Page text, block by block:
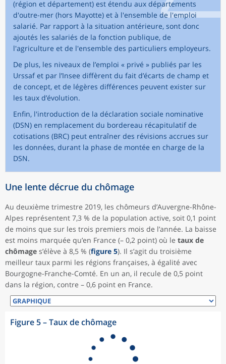
(région et département) est étendu aux départements
d'outre-mer (hors Mayotte) et à l'ensemble de l'emploi
salarié. Par rapport à la situation antérieure, sont donc
ajoutés les salariés de la fonction publique, de
l'agriculture et de l'ensemble des particuliers employeurs.
De plus, les niveaux de l’emploi « privé » publiés par les
Urssaf et par l’Insee diffèrent du fait d’écarts de champ et
de concept, et de légères différences peuvent exister sur
les taux d’évolution.
Enfin, l'introduction de la déclaration sociale nominative
(DSN) en remplacement du bordereau récapitulatif de
cotisations (BRC) peut entraîner des révisions accrues sur
les données, durant la phase de montée en charge de la
DSN.
Une lente décrue du chômage
Au deuxième trimestre 2019, les chômeurs d’Auvergne-Rhône-
Alpes représentent 7,3 % de la population active, soit 0,1 point
de moins que sur les trois premiers mois de l’année. La baisse
est moins marquée qu’en France (– 0,2 point) où le taux de
chômage s’élève à 8,5 % (figure 5). Il s’agit du troisième
meilleur taux parmi les régions françaises, à égalité avec
Bourgogne-Franche-Comté. En un an, il recule de 0,5 point
dans la région, contre – 0,6 point en France.
Figure 5–Taux de chômage